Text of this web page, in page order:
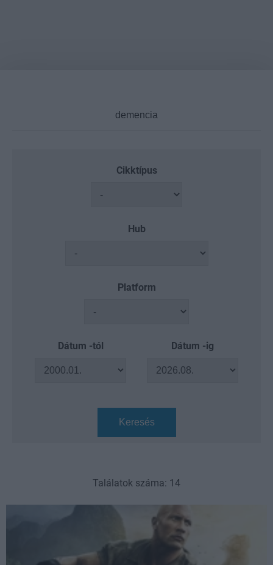
Cikktípus
Hub
Platform
Dátum -tól Dátum -ig
Keresés
Találatok száma: 14